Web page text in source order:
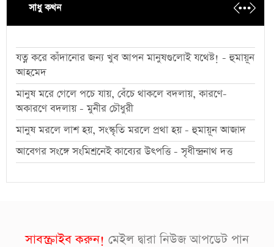
সাধু কথন
যত্ন করে কাঁদানোর জন্য খুব আপন মানুষগুলোই যথেষ্ট! - হুমায়ূন
আহমেদ
মানুষ মরে গেলে পচে যায়, বেঁচে থাকলে বদলায়, কারণে-
অকারণে বদলায় - মুনীর চৌধুরী
মানুষ মরলে লাশ হয়, সংস্কৃতি মরলে প্রথা হয় - হুমায়ূন আজাদ
আবেগর সংঙ্গে সংমিশ্রনেই কাব্যের উৎপত্তি - সৃধীন্দ্রনাথ দত্ত
সাবস্ক্রাইব করুন! মেইল দ্বারা নিউজ আপডেট পান